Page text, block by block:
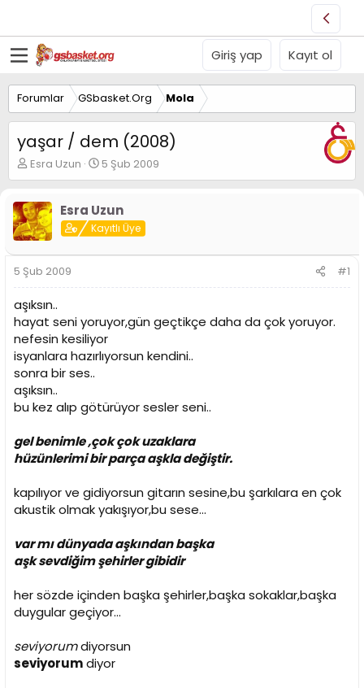
Giriş yap Kayıt ol
Forumlar GSbasket.Org Mola
yaşar / dem (2008)
K
o
u
y
u
B
a
ş
a
t
a
n
Esra Uzun
B
a
l
a
n
g
r
i
h
5 Şub 2009
Esra Uzun
Kayıtlı Üye
5 Şub 2009 #1
aşıksın..
hayat seni yoruyor,gün geçtikçe daha da çok yoruyor.
nefesin kesiliyor
isyanlara hazırlıyorsun kendini..
sonra bir ses..
aşıksın..
bu kez alıp götürüyor sesler seni..
gel benimle ,çok çok uzaklara
hüzünlerimi bir parça aşkla değiştir.
kapılıyor ve gidiyorsun gitarın sesine,bu şarkılara en çok
akustik olmak yakışıyor,bu sese...
var mı dünyada aşkından başka
aşk sevdiğim şehirler gibidir
her sözde içinden başka şehirler,başka sokaklar,başka
duygular geçiyor...
seviyorumdiyorsun
seviyorumdiyor